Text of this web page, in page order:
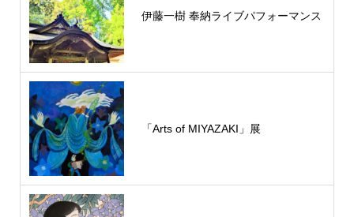
伊藤一樹 奉納ライブパフォーマンス
「Arts of MIYAZAKI」展